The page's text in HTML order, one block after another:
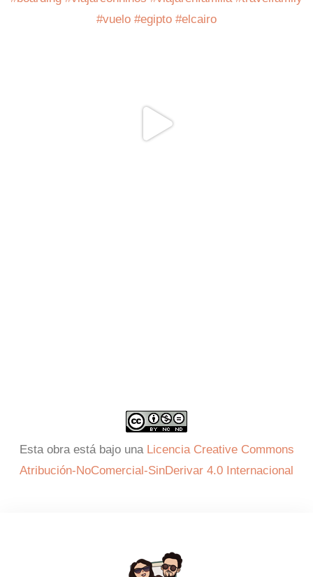
Esta obra está bajo una Licencia Creative Commons
Atribución-NoComercial-SinDerivar 4.0 Internacional